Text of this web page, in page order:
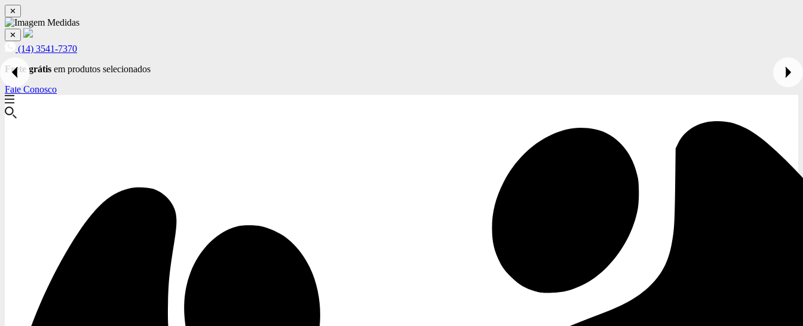
✕
✕
(14) 3541-7370
Frete grátis em produtos selecionados
Fale Conosco